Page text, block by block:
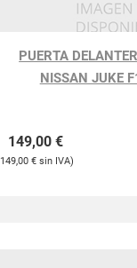
PUERTA
NISSAN JUKE
149,00 €
149,00 €